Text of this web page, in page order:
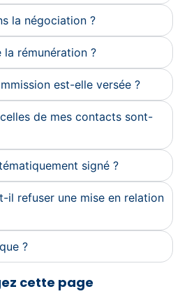
la négociation ?
rémunération ?
est-elle versée ?
de mes contacts sont-
signé ?
il refuser une mise en relation
?
cette page